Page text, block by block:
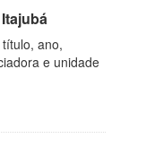
ano,
e unidade